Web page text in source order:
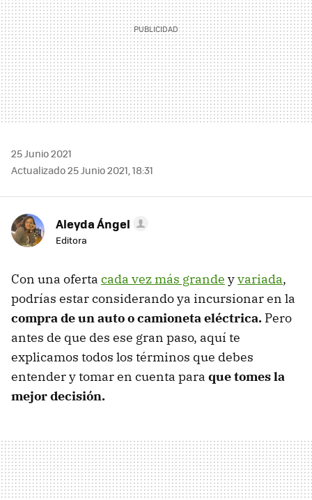
25 Junio 2021
Actualizado 25 Junio 2021, 18:31
Aleyda Ángel
Editora
Con una oferta cada vez más grande yvariada,
podrías estar considerando ya incursionar en la
compra de un auto o camioneta eléctrica. Pero
antes de que des ese gran paso, aquí te
explicamos todos los términos que debes
entender y tomar en cuenta para que tomes la
mejor decisión.